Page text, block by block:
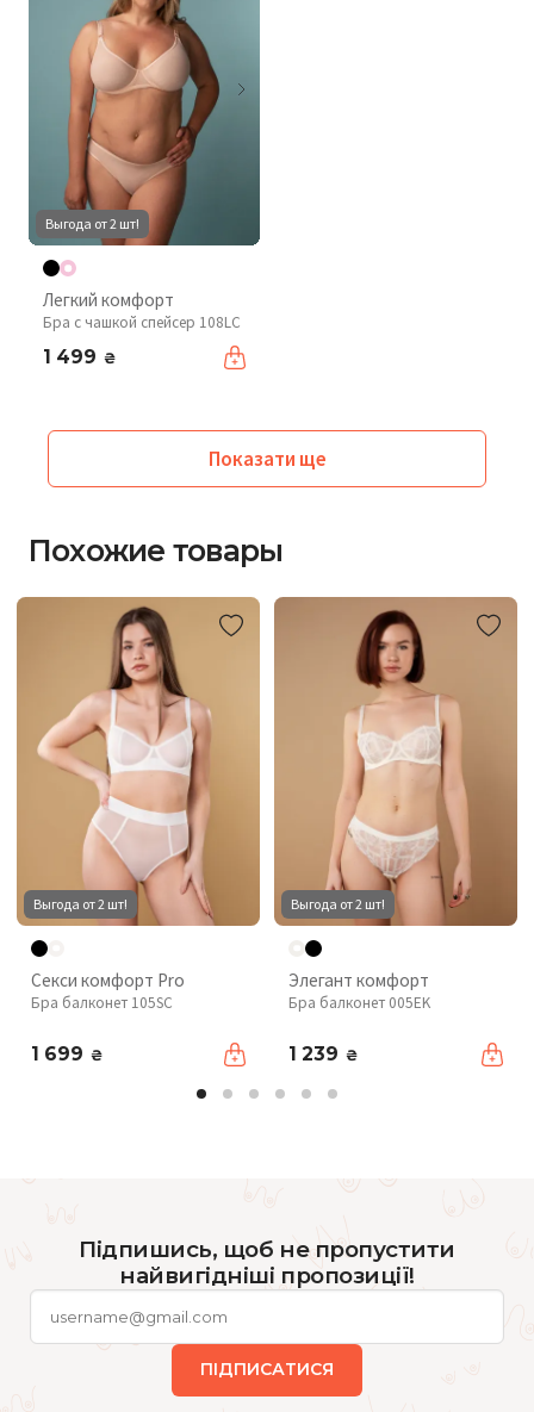
Выгода от 2 шт!
Легкий комфорт
Бра с чашкой спейсер 108LC
1 499 ₴
Показати ще
Похожие товары
Выгода от 2 шт!
Секси комфорт Pro
Бра балконет 105SC
1 699 ₴
Выгода от 2 шт!
Элегант комфорт
Бра балконет 005EK
1 239 ₴
Підпишись, щоб не пропустити
найвигідніші пропозиції!
ПІДПИСАТИСЯ